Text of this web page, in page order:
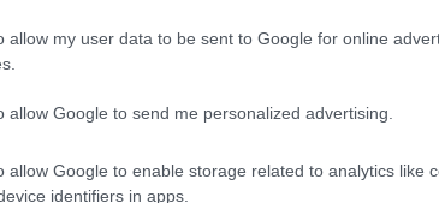
allow my user data to be sent to Google for online
allow Google to send me personalized advertising.
allow Google to enable storage related to analytics like
identifiers in apps.
di Patologia generale alle Università
(Dipartimento di Diagnostica e Sanità
Mc McCullough (Department of
AZ, USA) che ha sottoscritto lo
Covid-19, Sergio Pandolfi